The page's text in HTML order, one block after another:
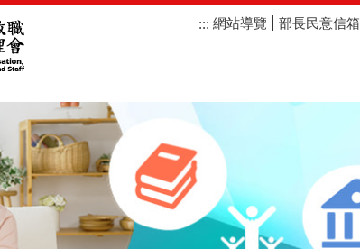
::: 網站導覽 部長民意信箱